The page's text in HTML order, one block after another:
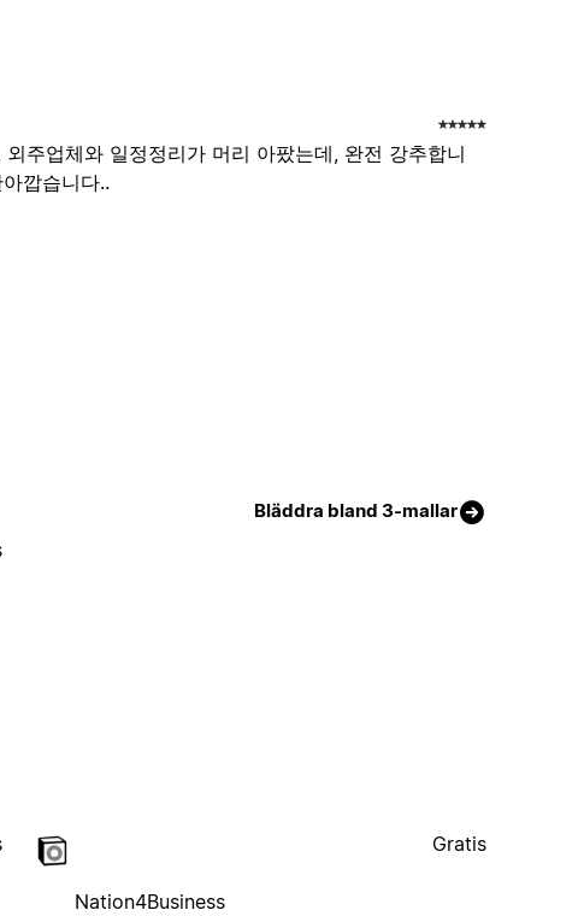
주업체와 일정정리가 머리 아팠는데, 완전 강추합니
깝습니다..
Bläddra bland 3-mallar
Nation4Business
Gratis